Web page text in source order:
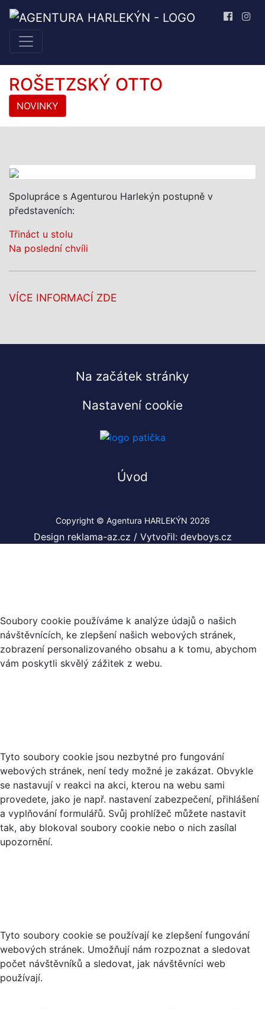
ROŠETZSKÝ OTTO
NOVINKY
Spolupráce s Agenturou Harlekýn postupně v
představeních:
Třináct u stolu
Na poslední chvíli
VÍCE INFORMACÍ ZDE
Na začátek stránky
Nastavení cookie
Úvod
Copyright © Agentura HARLEKÝN 2026
Design reklama-az.cz / Vytvořil: devboys.cz
Soubory cookie používáme k analýze údajů o našich
návštěvnících, ke zlepšení našich webových stránek,
zobrazení personalizovaného obsahu a k tomu, abychom
vám poskytli skvělý zážitek z webu.
Tyto soubory cookie jsou nezbytné pro fungování
webových stránek, není tedy možné je zakázat. Obvykle
se nastavují v reakci na akci, kterou na webu sami
provedete, jako je např. nastavení zabezpečení, přihlášení
a vyplňování formulářů. Svůj prohlížeč můžete nastavit
tak, aby blokoval soubory cookie nebo o nich zasílal
upozornění.
Tyto soubory cookie se používají ke zlepšení fungování
webových stránek. Umožňují nám rozpoznat a sledovat
počet návštěvníků a sledovat, jak návštěvníci web
používají.